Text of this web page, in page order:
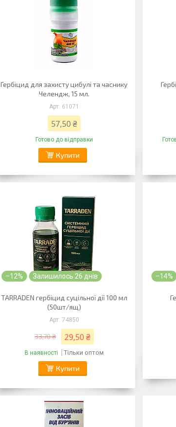
Гербіцид для захисту цибулі та часнику
Челендж, 15 мл.
61071
57,50 ₴
Готово до відправки
Купити
–12% Залишилось 26 днів
TARRADEN гербіцид суцільної дії 100 мл
(50шт/ящ)
74850
33,70 ₴ 29,50 ₴
В наявності Тільки оптом
Купити
–14%